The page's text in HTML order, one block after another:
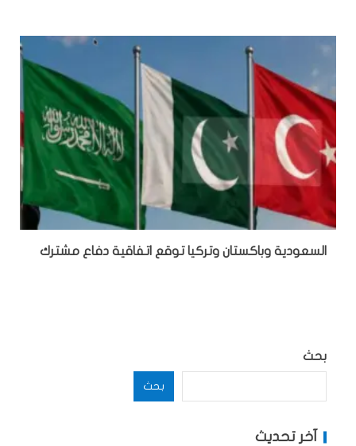
السعودية وباكستان وتركيا توقع اتفاقية دفاع مشترك
بحث
بحث
آخر تحديث